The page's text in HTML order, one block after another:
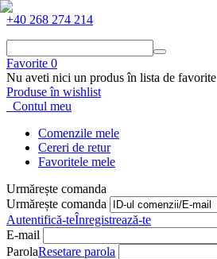
+40 268 274 214
Favorite 0
Nu aveti nici un produs în lista de favorite
Produse în wishlist
Contul meu
Comenzile mele
Cereri de retur
Favoritele mele
Urmărește comanda
Urmărește comanda
Autentifică-teÎnregistrează-te
E-mail
ParolaResetare parola